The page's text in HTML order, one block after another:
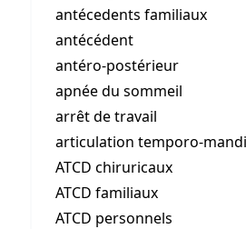
antécedents familiaux
antécédent
antéro-postérieur
apnée du sommeil
arrêt de travail
articulation temporo-
ATCD chiruricaux
ATCD familiaux
ATCD personnels